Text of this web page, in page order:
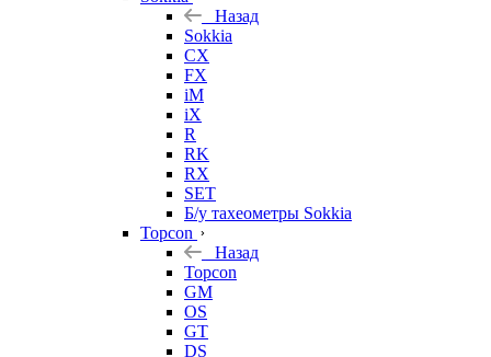
Назад
Sokkia
CX
FX
iM
iX
R
RK
RX
SET
Б/у тахеометры Sokkia
Topcon
Назад
Topcon
GM
OS
GT
DS